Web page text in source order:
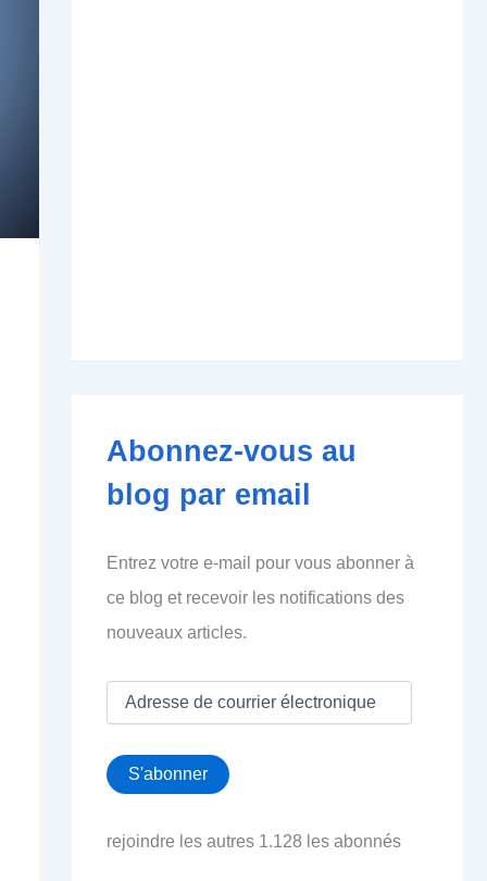
Abonnez-vous au
blog par email
Entrez votre e-mail pour vous abonner à
ce blog et recevoir les notifications des
nouveaux articles.
e
s
d
S'abonner
rejoindre les autres 1.128 les abonnés